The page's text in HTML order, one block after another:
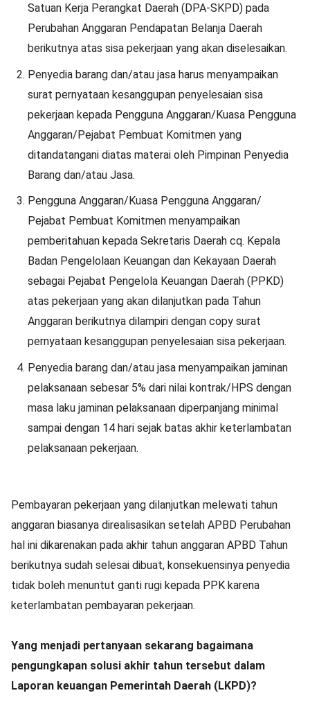
Satuan Kerja Perangkat Daerah (DPA-SKPD) pada
Perubahan Anggaran Pendapatan Belanja Daerah
berikutnya atas sisa pekerjaan yang akan diselesaikan.
Penyedia barang dan/atau jasa harus menyampaikan
surat pernyataan kesanggupan penyelesaian sisa
pekerjaan kepada Pengguna Anggaran/Kuasa Pengguna
Anggaran/Pejabat Pembuat Komitmen yang
ditandatangani diatas materai oleh Pimpinan Penyedia
Barang dan/atau Jasa.
Pengguna Anggaran/Kuasa Pengguna Anggaran/
Pejabat Pembuat Komitmen menyampaikan
pemberitahuan kepada Sekretaris Daerah cq. Kepala
Badan Pengelolaan Keuangan dan Kekayaan Daerah
sebagai Pejabat Pengelola Keuangan Daerah (PPKD)
atas pekerjaan yang akan dilanjutkan pada Tahun
Anggaran berikutnya dilampiri dengan copy surat
pernyataan kesanggupan penyelesaian sisa pekerjaan.
Penyedia barang dan/atau jasa menyampaikan jaminan
pelaksanaan sebesar 5% dari nilai kontrak/HPS dengan
masa laku jaminan pelaksanaan diperpanjang minimal
sampai dengan 14 hari sejak batas akhir keterlambatan
pelaksanaan pekerjaan.
Pembayaran pekerjaan yang dilanjutkan melewati tahun
anggaran biasanya direalisasikan setelah APBD Perubahan
hal ini dikarenakan pada akhir tahun anggaran APBD Tahun
berikutnya sudah selesai dibuat, konsekuensinya penyedia
tidak boleh menuntut ganti rugi kepada PPK karena
keterlambatan pembayaran pekerjaan.
Yang menjadi pertanyaan sekarang bagaimana
pengungkapan solusi akhir tahun tersebut dalam
Laporan keuangan Pemerintah Daerah (LKPD)?